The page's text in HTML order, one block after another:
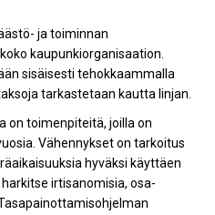
ja toiminnan
kaupunkiorganisaation.
sisäisesti tehokkaammalla
tarkastetaan kautta linjan.
on toimenpiteitä, joilla on
Vähennykset on tarkoitus
hyväksi käyttäen
irtisanomisia, osa-